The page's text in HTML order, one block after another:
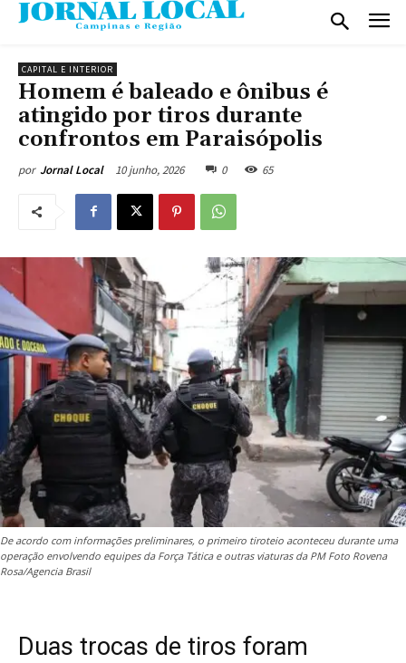
CAPITAL E INTERIOR
Homem é baleado e ônibus é
atingido por tiros durante
confrontos em Paraisópolis
por Jornal Local 10 junho, 2026 0 65
De acordo com informações preliminares, o primeiro tiroteio aconteceu durante uma
operação envolvendo equipes da Força Tática e outras viaturas da PM Foto Rovena
Rosa/Agencia Brasil
Duas trocas de tiros foram